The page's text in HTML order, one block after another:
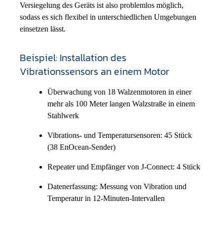
Versiegelung des Geräts ist also problemlos möglich,
sodass es sich flexibel in unterschiedlichen Umgebungen
einsetzen lässt.
Beispiel: Installation des
Vibrationssensors an einem Motor
Überwachung von 18 Walzenmotoren in einer
mehr als 100 Meter langen Walzstraße in einem
Stahlwerk
Vibrations- und Temperatursensoren: 45 Stück
(38 EnOcean-Sender)
Repeater und Empfänger von J-Connect: 4 Stück
Datenerfassung: Messung von Vibration und
Temperatur in 12-Minuten-Intervallen